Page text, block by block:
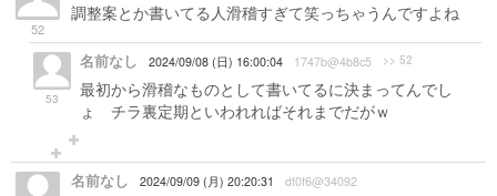
52
調整案とか書いてる人滑稽すぎて笑っちゃうんですよね
53
名前なし 2024/09/08 (日) 16:00:04 1747b@4b8c5 >> 52
最初から滑稽なものとして書いてるに決まってんでし
ょ チラ裏定期といわれればそれまでだがｗ
名前なし 2024/09/09 (月) 20:20:31 df0f6@34092